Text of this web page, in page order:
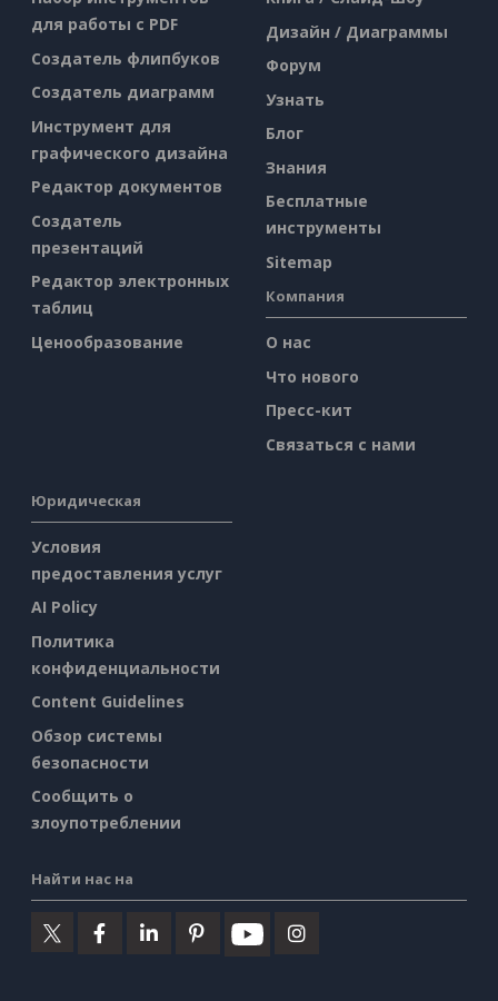
для работы с PDF
Создатель флипбуков
Создатель диаграмм
Инструмент для
графического дизайна
Редактор документов
Создатель
презентаций
Редактор электронных
таблиц
Ценообразование
Дизайн / Диаграммы
Форум
Узнать
Блог
Знания
Бесплатные
инструменты
Sitemap
Компания
О нас
Что нового
Пресс-кит
Связаться с нами
Юридическая
Условия
предоставления услуг
AI Policy
Политика
конфиденциальности
Content Guidelines
Обзор системы
безопасности
Сообщить о
злоупотреблении
Найти нас на